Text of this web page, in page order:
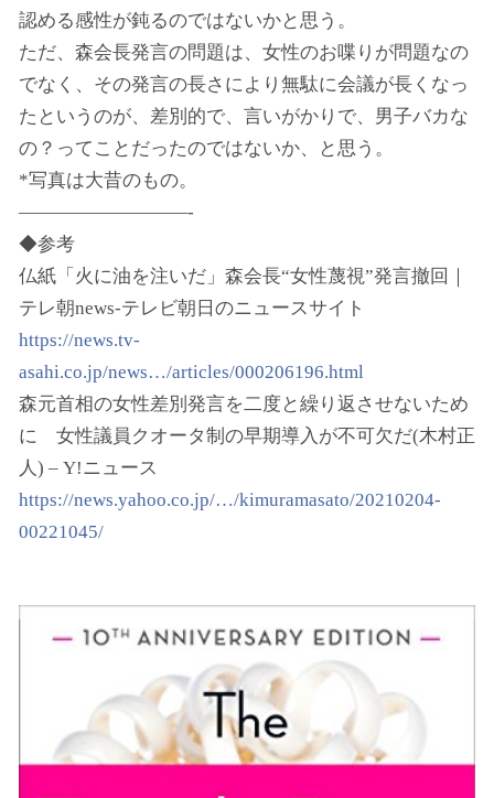
認める感性が鈍るのではないかと思う。
ただ、森会長発言の問題は、女性のお喋りが問題なの
でなく、その発言の長さにより無駄に会議が長くなっ
たというのが、差別的で、言いがかりで、男子バカな
の？ってことだったのではないか、と思う。
*写真は大昔のもの。
—————————-
◆参考
仏紙「火に油を注いだ」森会長“女性蔑視”発言撤回｜
テレ朝news-テレビ朝日のニュースサイト
https://news.tv-
asahi.co.jp/news…/articles/000206196.html
森元首相の女性差別発言を二度と繰り返させないため
に 女性議員クオータ制の早期導入が不可欠だ(木村正
人) – Y!ニュース
https://news.yahoo.co.jp/…/kimuramasato/20210204-
00221045/